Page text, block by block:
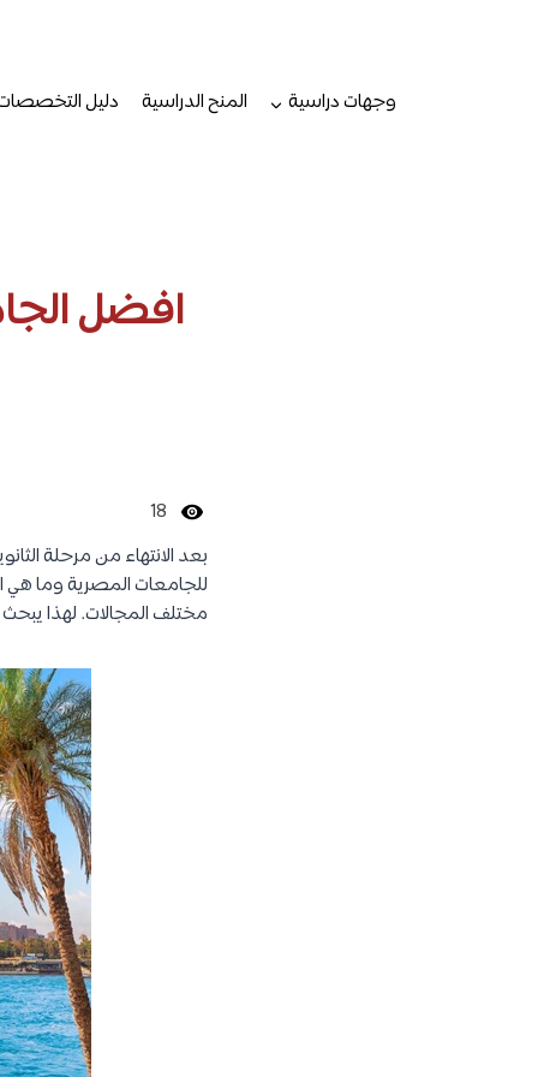
وجهات دراسية
المنح الدراسية دليل
18
بعد الانتهاء من مرحلة
للجامعات المصرية وما
مختلف المجالات. لهذا يبحث